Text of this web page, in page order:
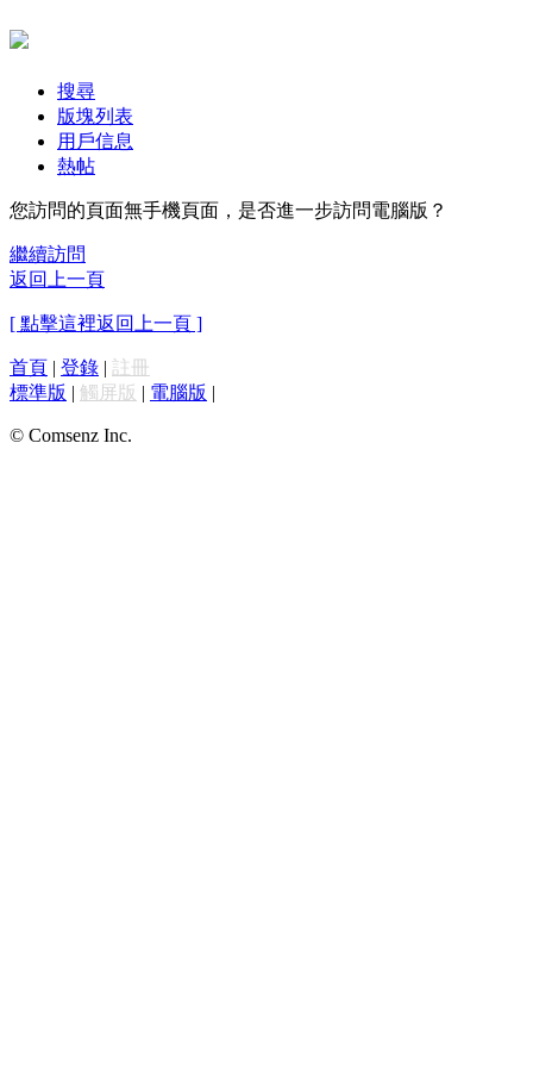
搜尋
版塊列表
用戶信息
熱帖
您訪問的頁面無手機頁面，是否進一步訪問電腦版？
繼續訪問
返回上一頁
[ 點擊這裡返回上一頁 ]
首頁 | 登錄 | 註冊
標準版 | 觸屏版 | 電腦版 |
© Comsenz Inc.